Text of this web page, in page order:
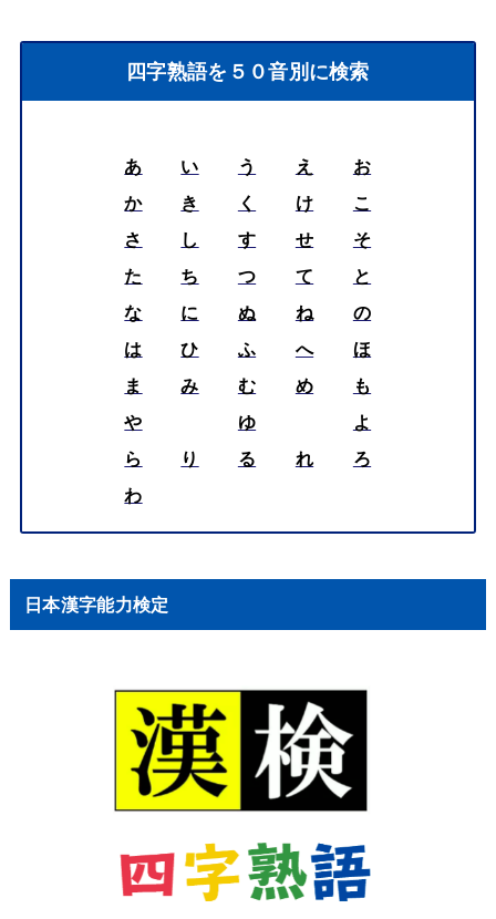
四字熟語を５０音別に検索
あ い う え
お
か
き く け
こ
さ
し す せ
そ
た
ち つ て
と
な
に ぬ ね
の
は
ひ ふ へ
ほ
ま
み む め
も
や
ゆ
よ
ら
り る れ
ろ
わ
日本漢字能力検定